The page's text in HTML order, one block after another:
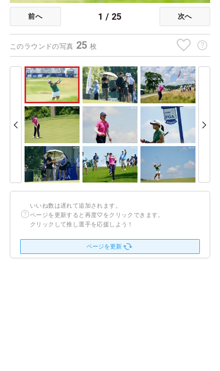
前へ 1 / 25 次へ
このラウンドの写真 25枚
いいね数は遅れて追加されます。
ページを更新すると再度♡をクリックできます。
クリックして推し選手を応援しよう！
ページを更新